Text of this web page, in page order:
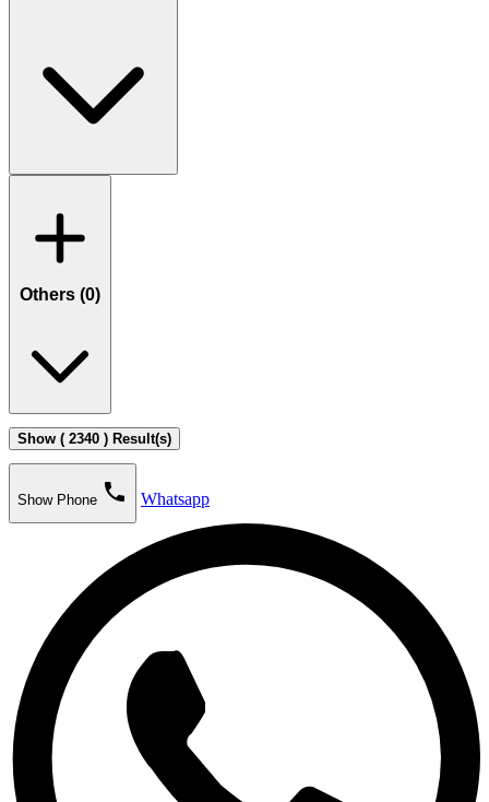
Others (0)
Show ( 2340 ) Result(s)
Show Phone phone Whatsapp